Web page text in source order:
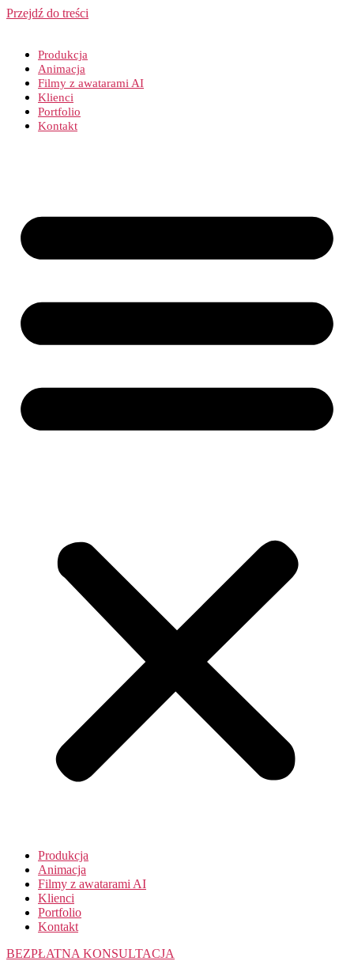
Przejdź do treści
Produkcja
Animacja
Filmy z awatarami AI
Klienci
Portfolio
Kontakt
Produkcja
Animacja
Filmy z awatarami AI
Klienci
Portfolio
Kontakt
BEZPŁATNA KONSULTACJA